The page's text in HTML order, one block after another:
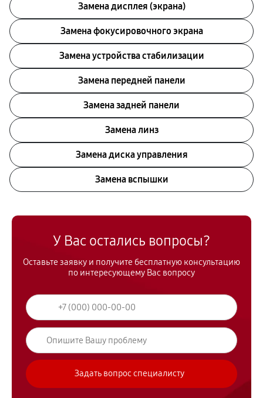
Замена дисплея (экрана)
Замена фокусировочного экрана
Замена устройства стабилизации
Замена передней панели
Замена задней панели
Замена линз
Замена диска управления
Замена вспышки
У Вас остались вопросы?
Оставьте заявку и получите бесплатную консультацию
по интересующему Вас вопросу